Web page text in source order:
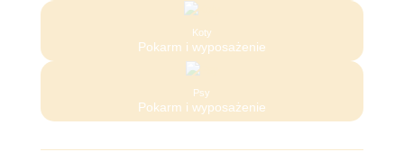
Koty
Pokarm i wyposażenie
Psy
Pokarm i wyposażenie